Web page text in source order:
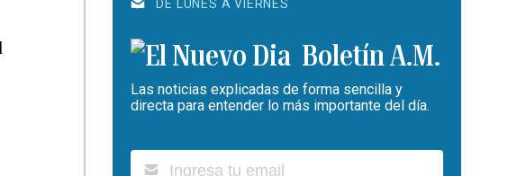
DE LUNES A VIERNES
Boletín A.M.
Las noticias explicadas de forma sencilla y
directa para entender lo más importante del día.